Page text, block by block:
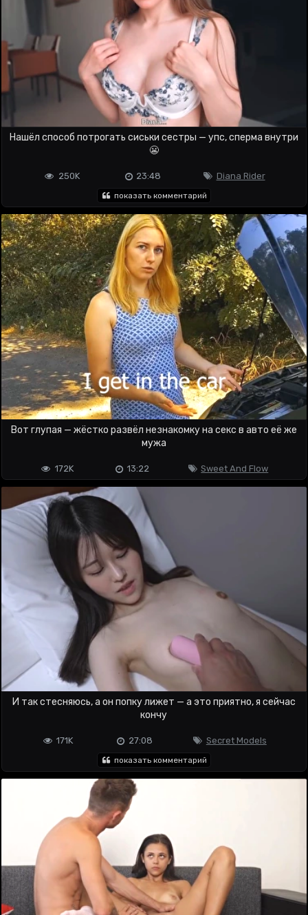
Нашёл способ потрогать сиськи сестры — упс, сперма внутри
😬
Diana Rider
23:48
250K
показать комментарий
Вот глупая — жёстко развёл незнакомку на секс в авто её же
мужа
Sweet And Flow
13:22
172K
И так стесняюсь, а он попку лижет — а это приятно, я сейчас
кончу
Secret Models
27:08
171K
показать комментарий